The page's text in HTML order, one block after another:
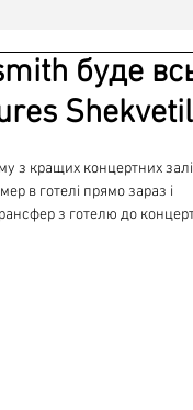
буде
з кращих концертних
в готелі прямо зараз і
з готелю до